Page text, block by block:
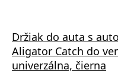
Držiak do auta s
Aligator Catch do
univerzálna, čierna